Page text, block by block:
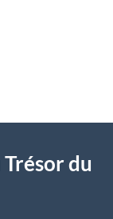
du